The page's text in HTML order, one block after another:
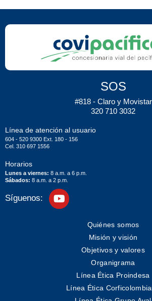
SOS
#818 - Claro y Movistar
320 710 3032
Línea de atención al usuario
604 - 520 9300 Ext. 180 - 156
Cel. 310 697 1556
Horarios
Lunes a viernes: 8 a.m. a 6 p.m.
Sábados: 8 a.m. a 2 p.m.
Síguenos:
Quiénes somos
Misión y visión
Objetivos y valores
Organigrama
Línea Ética Proindesa
Línea Ética